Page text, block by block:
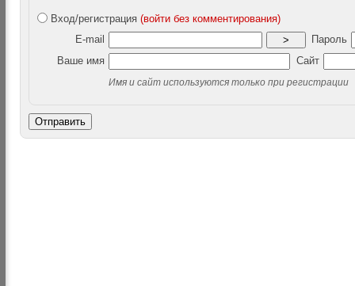
Вход/регистрация (войти без комментирования)
E-mail
>
Пароль
Ваше имя
Сайт
Имя и сайт используются только при регистрации
Отправить